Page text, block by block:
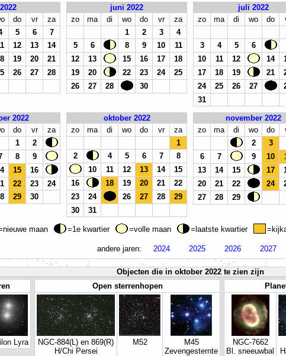
do vr
za
5 6
7
12 13
14
19 20
21
26 27
28
juni 2022
zo
ma di wo do vr
za
1
2 3
4
5
6 8 9 10
11
12
13 15 16 17
18
19
20 22 23 24
25
26
27 28 30
juli 2022
zo
ma di wo do
3
4 5 6
10
11 12 14
17
18 19 21
24
25 26 27
31
2022
do vr
za
1
2
8
9
15
16
22 23
24
29 30
oktober 2022
zo
ma di wo do vr
za
1
2
4 5 6 7
8
10
11 12 13 14
15
16
18 19 20 21
22
23
24 26 27 28
29
30
31
november 2022
zo
ma di wo do
2
3
6
7 9 10
13
14 15 17
20
21 22 24
27
28 29
maan =1e kwartier =volle maan =laatste kwartier
andere jaren: 2024 2025 2026 2027
Objecten die in oktober 2022 te zien zijn
Lyra
Open sterrenhopen
NGC-884(L) en 869(R)
H/Chi Persei
M52
M45
Zevengesternte
NGC-7662
Bl. sneeuwbal